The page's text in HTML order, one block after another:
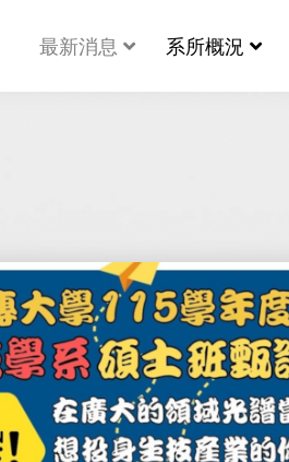
最新消息 系所概況